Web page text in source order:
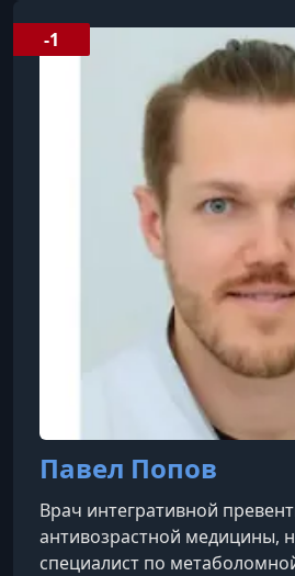
Павел Попов
Врач интегративной
антивозрастной медицины,
специалист по
-1